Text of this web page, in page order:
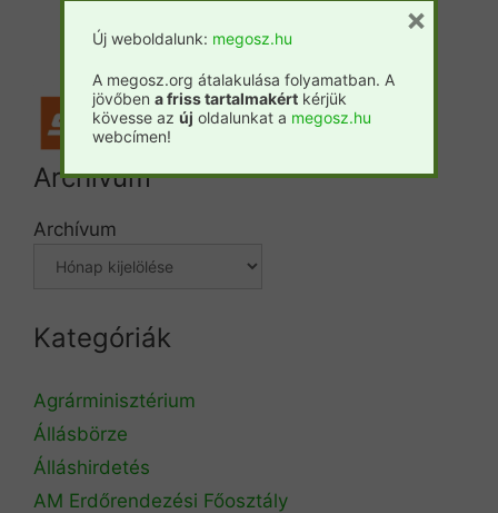
Archívum
Archívum
Kategóriák
Agrárminisztérium
Állásbörze
Álláshirdetés
AM Erdőrendezési Főosztály
Új weboldalunk: megosz.hu
A megosz.org átalakulása folyamatban. A
jövőben a friss tartalmakért kérjük
kövesse az új oldalunkat a megosz.hu
webcímen!
×